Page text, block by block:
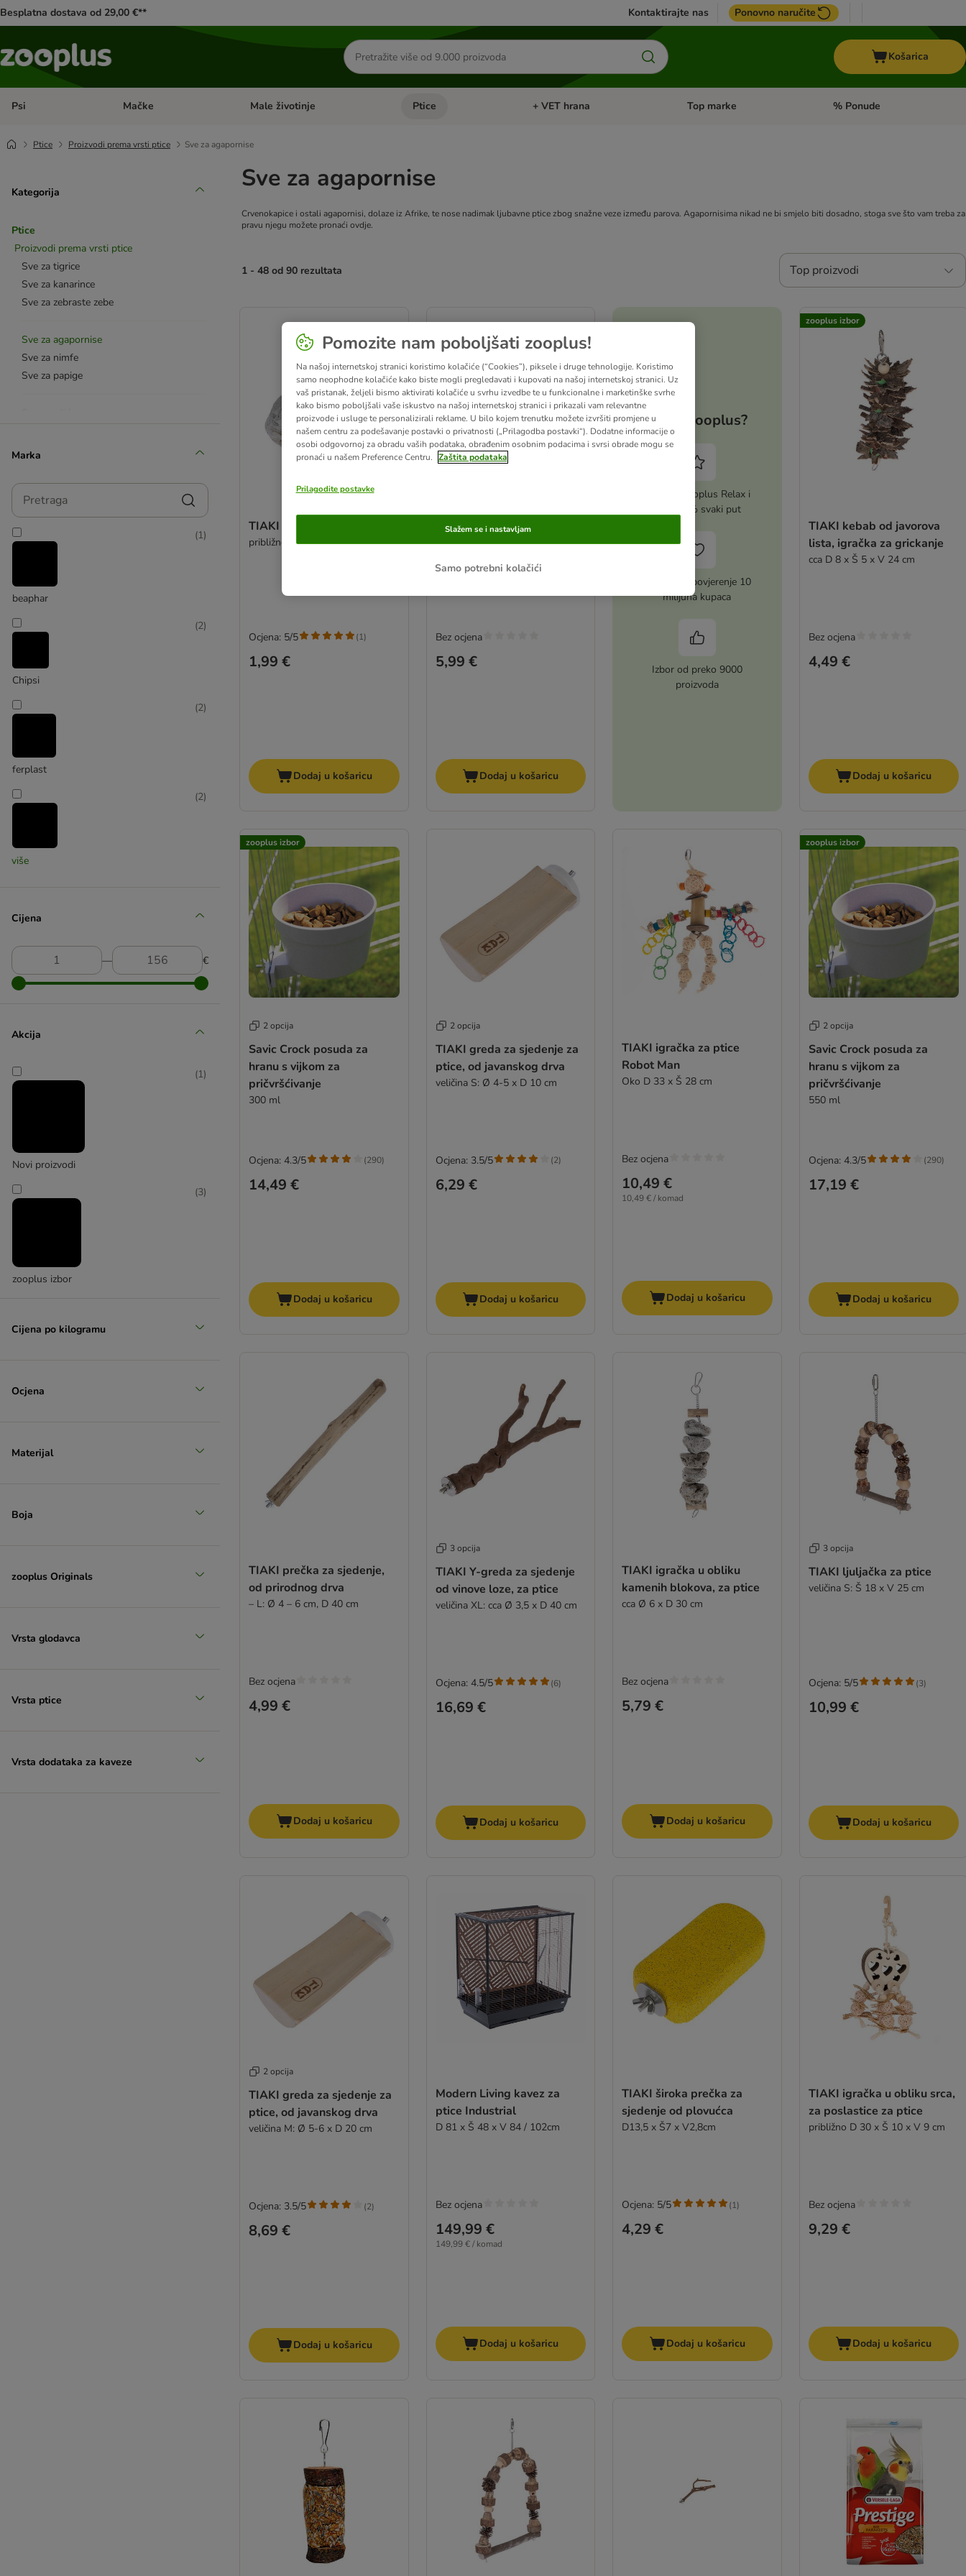
Besplatna dostava od 29,00 €** Kontaktirajte nas Ponovno naručite
Traži
proizvode
Košarica
Psi Pregled kategorija: Psi
Mačke Pregled kategorija: Mačke
Male životinje Pregled kategorija: Male životinje
Ptice Pregled kategorija: Ptice
+ VET hrana Pregled kategorija: + VET hrana
Top marke Pregled kategorija: Top marke
% Ponude
Ptice Proizvodi prema vrsti ptice Sve za agapornise
Kategorija
Ptice
Proizvodi prema vrsti ptice
Sve za tigrice
Sve za kanarince
Sve za zebraste zebe
Sve za agapornise
Sve za nimfe
Sve za papige
Marka
Pretraga
beaphar
(1)
Chipsi
(2)
ferplast
(2)
JR Birds
(2)
JR Farm
Karlie
(1)
više
Cijena
― €
Akcija
Novi proizvodi
(1)
zooplus izbor
(3)
Cijena po kilogramu
Ocjena
Materijal
Boja
zooplus Originals
Vrsta glodavca
Vrsta ptice
Vrsta dodataka za kaveze
Sve za agapornise
Crvenokapice i ostali agapornisi, dolaze iz Afrike, te nose nadimak ljubavne ptice zbog snažne veze između parova. Agapornisima nikad ne bi smjelo biti dosadno, stoga sve što vam treba za
pravu njegu možete pronaći ovdje.
1 - 48 od 90 rezultata Top proizvodi
TIAKI vulkanski kamen
približno D 9,5 x Š 6,5 x V 5 cm
1,99 €
Ocjena: 5/5 (1)
Dodaj u košaricu
TIAKI zdjelica s navojem, za
ptice
5,99 €
Bez ocjena
Dodaj u košaricu
Zašto zooplus?
Aktiviraj zooplus Relax i
uštedi 5% svaki put
Zasluženo povjerenje 10
milijuna kupaca
Izbor od preko 9000
proizvoda
zooplus izbor
TIAKI kebab od javorova
lista, igračka za grickanje
cca D 8 x Š 5 x V 24 cm
4,49 €
Bez ocjena
Dodaj u košaricu
zooplus izbor
2 opcija
Savic Crock posuda za
hranu s vijkom za
pričvršćivanje
300 ml
14,49 €
Ocjena: 4.3/5 (290)
Dodaj u košaricu
2 opcija
TIAKI greda za sjedenje za
ptice, od javanskog drva
veličina S: Ø 4-5 x D 10 cm
6,29 €
Ocjena: 3.5/5 (2)
Dodaj u košaricu
TIAKI igračka za ptice
Robot Man
Oko D 33 x Š 28 cm
10,49 €
10,49 € / komad
Bez ocjena
Dodaj u košaricu
zooplus izbor
2 opcija
Savic Crock posuda za
hranu s vijkom za
pričvršćivanje
550 ml
17,19 €
Ocjena: 4.3/5 (290)
Dodaj u košaricu
TIAKI prečka za sjedenje,
od prirodnog drva
– L: Ø 4 – 6 cm, D 40 cm
4,99 €
Bez ocjena
Dodaj u košaricu
3 opcija
TIAKI Y-greda za sjedenje
od vinove loze, za ptice
veličina XL: cca Ø 3,5 x D 40 cm
16,69 €
Ocjena: 4.5/5 (6)
Dodaj u košaricu
TIAKI igračka u obliku
kamenih blokova, za ptice
cca Ø 6 x D 30 cm
5,79 €
Bez ocjena
Dodaj u košaricu
3 opcija
TIAKI ljuljačka za ptice
veličina S: Š 18 x V 25 cm
10,99 €
Ocjena: 5/5 (3)
Dodaj u košaricu
2 opcija
TIAKI greda za sjedenje za
ptice, od javanskog drva
veličina M: Ø 5-6 x D 20 cm
8,69 €
Ocjena: 3.5/5 (2)
Dodaj u košaricu
Modern Living kavez za
ptice Industrial
D 81 x Š 48 x V 84 / 102cm
149,99 €
149,99 € / komad
Bez ocjena
Dodaj u košaricu
TIAKI široka prečka za
sjedenje od plovućca
D13,5 x Š7 x V2,8cm
4,29 €
Ocjena: 5/5 (1)
Dodaj u košaricu
TIAKI igračka u obliku srca,
za poslastice za ptice
približno D 30 x Š 10 x V 9 cm
9,29 €
Bez ocjena
Dodaj u košaricu
Pomozite nam poboljšati zooplus!
Na našoj internetskoj stranici koristimo kolačiće (“Cookies”), piksele i druge tehnologije. Koristimo
samo neophodne kolačiće kako biste mogli pregledavati i kupovati na našoj internetskoj stranici. Uz
vaš pristanak, željeli bismo aktivirati kolačiće u svrhu izvedbe te u funkcionalne i marketinške svrhe
kako bismo poboljšali vaše iskustvo na našoj internetskoj stranici i prikazali vam relevantne
proizvode i usluge te personalizirali reklame. U bilo kojem trenutku možete izvršiti promjene u
našem centru za podešavanje postavki o privatnosti („Prilagodba postavki“). Dodatne informacije o
osobi odgovornoj za obradu vaših podataka, obrađenim osobnim podacima i svrsi obrade mogu se
pronaći u našem Preference Centru. Zaštita podataka
Prilagodite postavke
Samo potrebni kolačići
Slažem se i nastavljam